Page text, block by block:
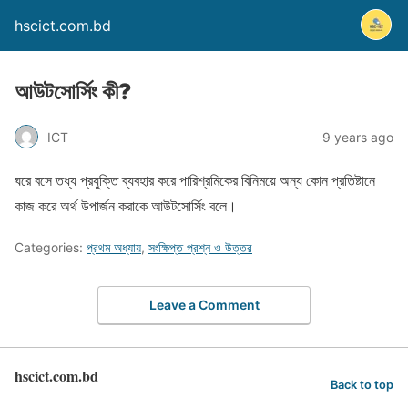
hscict.com.bd
আউটসোর্সিং কী?
ICT 9 years ago
ঘরে বসে তধ্য প্রযুক্তি ব্যবহার করে পারিশ্রমিকের বিনিময়ে অন্য কোন প্রতিষ্টানে
কাজ করে অর্থ উপার্জন করাকে আউটসোর্সিং বলে।
Categories: প্রথম অধ্যায়, সংক্ষিপ্ত প্রশ্ন ও উত্তর
Leave a Comment
hscict.com.bd Back to top